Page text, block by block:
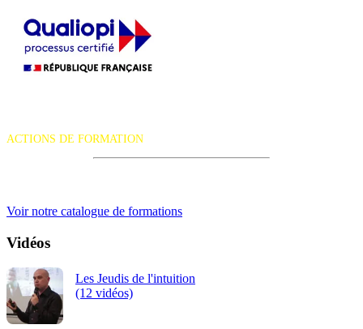
ACTIONS DE FORMATION
Voir notre catalogue de formations
Vidéos
Les Jeudis de l'intuition
(12 vidéos)